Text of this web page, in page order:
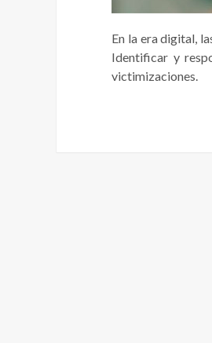
En la era digital,
Identificar y
victimizaciones.